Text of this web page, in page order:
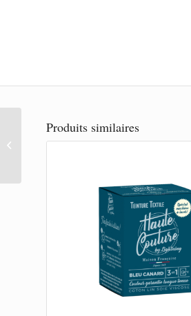
Produits similaires